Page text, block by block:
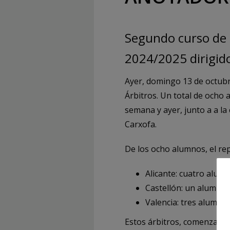
Segundo curso
2024/2025
Ayer, domingo 13 de
Árbitros. Un total de ocho
semana y ayer, junto a a
Carxofa.
De los ocho alumnos, el
Alicante: cuatro
Castellón: un alumno
Valencia: tres
Estos árbitros,